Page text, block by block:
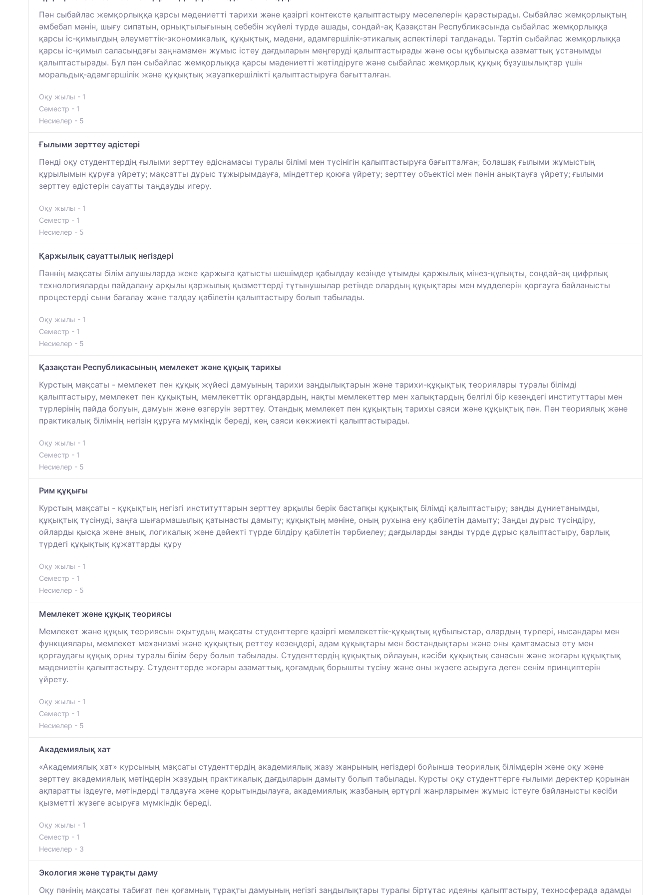
Пән сыбайлас жемқорлыққа қарсы мәдениетті тарихи және қазіргі контексте қалыптастыру мәселелерін қарастырады. Сыбайлас жемқорлықтың
әмбебап мәнін, шығу сипатын, орнықтылығының себебін жүйелі түрде ашады, сондай-ақ Қазақстан Республикасында сыбайлас жемқорлыққа
қарсы іс-қимылдың әлеуметтік-экономикалық, құқықтық, мәдени, адамгершілік-этикалық аспектілері талданады. Тәртіп сыбайлас жемқорлыққа
қарсы іс-қимыл саласындағы заңнамамен жұмыс істеу дағдыларын меңгеруді қалыптастырады және осы құбылысқа азаматтық ұстанымды
қалыптастырады. Бұл пән сыбайлас жемқорлыққа қарсы мәдениетті жетілдіруге және сыбайлас жемқорлық құқық бұзушылықтар үшін
моральдық-адамгершілік және құқықтық жауапкершілікті қалыптастыруға бағытталған.
Оқу жылы - 1
Семестр - 1
Несиелер - 5
Ғылыми зерттеу әдістері
Пәнді оқу студенттердің ғылыми зерттеу әдіснамасы туралы білімі мен түсінігін қалыптастыруға бағытталған; болашақ ғылыми жұмыстың
құрылымын құруға үйрету; мақсатты дұрыс тұжырымдауға, міндеттер қоюға үйрету; зерттеу объектісі мен пәнін анықтауға үйрету; ғылыми
зерттеу әдістерін сауатты таңдауды игеру.
Оқу жылы - 1
Семестр - 1
Несиелер - 5
Қаржылық сауаттылық негіздері
Пәннің мақсаты білім алушыларда жеке қаржыға қатысты шешімдер қабылдау кезінде ұтымды қаржылық мінез-құлықты, сондай-ақ цифрлық
технологияларды пайдалану арқылы қаржылық қызметтерді тұтынушылар ретінде олардың құқықтары мен мүдделерін қорғауға байланысты
процестерді сыни бағалау және талдау қабілетін қалыптастыру болып табылады.
Оқу жылы - 1
Семестр - 1
Несиелер - 5
Қазақстан Республикасының мемлекет және құқық тарихы
Курстың мақсаты - мемлекет пен құқық жүйесі дамуының тарихи заңдылықтарын және тарихи-құқықтық теориялары туралы білімді
қалыптастыру, мемлекет пен құқықтың, мемлекеттік органдардың, нақты мемлекеттер мен халықтардың белгілі бір кезеңдегі институттары мен
түрлерінің пайда болуын, дамуын және өзгеруін зерттеу. Отандық мемлекет пен құқықтың тарихы саяси және құқықтық пән. Пән теориялық және
практикалық білімнің негізін құруға мүмкіндік береді, кең саяси көкжиекті қалыптастырады.
Оқу жылы - 1
Семестр - 1
Несиелер - 5
Рим құқығы
Курстың мақсаты - құқықтың негізгі институттарын зерттеу арқылы берік бастапқы құқықтық білімді қалыптастыру; заңды дүниетанымды,
құқықтық түсінуді, заңға шығармашылық қатынасты дамыту; құқықтың мәніне, оның рухына ену қабілетін дамыту; Заңды дұрыс түсіндіру,
ойларды қысқа және анық, логикалық және дәйекті түрде білдіру қабілетін тәрбиелеу; дағдыларды заңды түрде дұрыс қалыптастыру, барлық
түрдегі құқықтық құжаттарды құру
Оқу жылы - 1
Семестр - 1
Несиелер - 5
Мемлекет және құқық теориясы
Мемлекет және құқық теориясын оқытудың мақсаты студенттерге қазіргі мемлекеттік-құқықтық құбылыстар, олардың түрлері, нысандары мен
функциялары, мемлекет механизмі және құқықтық реттеу кезеңдері, адам құқықтары мен бостандықтары және оны қамтамасыз ету мен
қорғаудағы құқық орны туралы білім беру болып табылады. Студенттердің құқықтық ойлауын, кәсіби құқықтық санасын және жоғары құқықтық
мәдениетін қалыптастыру. Студенттерде жоғары азаматтық, қоғамдық борышты түсіну және оны жүзеге асыруға деген сенім принциптерін
үйрету.
Оқу жылы - 1
Семестр - 1
Несиелер - 5
Академиялық хат
«Академиялық хат» курсының мақсаты студенттердің академиялық жазу жанрының негіздері бойынша теориялық білімдерін және оқу және
зерттеу академиялық мәтіндерін жазудың практикалық дағдыларын дамыту болып табылады. Курсты оқу студенттерге ғылыми деректер қорынан
ақпаратты іздеуге, мәтіндерді талдауға және қорытындылауға, академиялық жазбаның әртүрлі жанрларымен жұмыс істеуге байланысты кәсіби
қызметті жүзеге асыруға мүмкіндік береді.
Оқу жылы - 1
Семестр - 1
Несиелер - 3
Экология және тұрақты даму
Оқу пәнінің мақсаты табиғат пен қоғамның тұрақты дамуының негізгі заңдылықтары туралы біртұтас идеяны қалыптастыру, техносферада адамды